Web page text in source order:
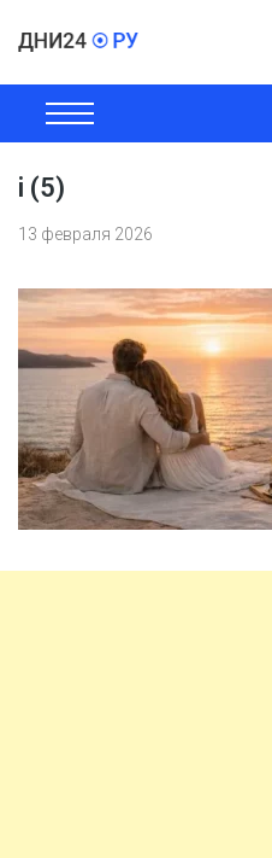
ОБЩЕСТВО
i (5)
13 февраля 2026